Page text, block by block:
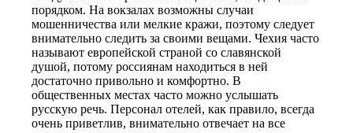
порядком. На вокзалах возможны случаи
мошенничества или мелкие кражи, поэтому следует
внимательно следить за своими вещами. Чехия часто
называют европейской страной со славянской
душой, потому россиянам находиться в ней
достаточно привольно и комфортно. В
общественных местах часто можно услышать
русскую речь. Персонал отелей, как правило, всегда
очень приветлив, внимательно отвечает на все